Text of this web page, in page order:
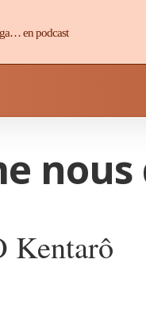
en podcast
Kentarô